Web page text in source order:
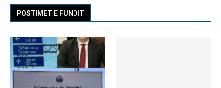
POSTIMET E FUNDIT